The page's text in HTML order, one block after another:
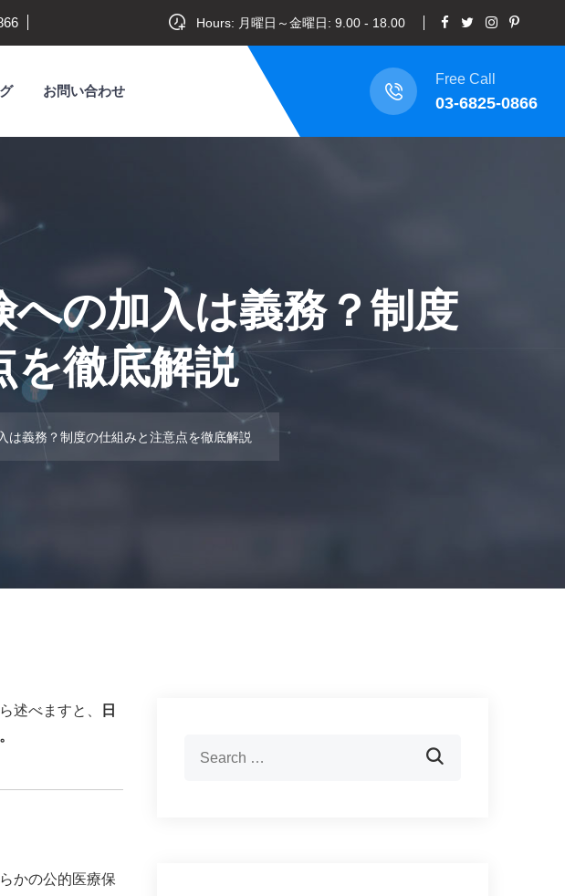
Hours: 月曜日～金曜日: 9.00 - 18.00
お問い合わせ
Free Call
03-6825-0866
への加入は義務？制度
を徹底解説
は義務？制度の仕組みと注意点を徹底解説
述べますと、
日
かの公的医療保